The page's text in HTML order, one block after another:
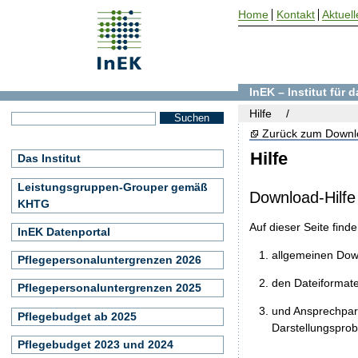
Hilfe
Zurück zum
Download-Hilfe
Auf dieser Seite
allgemeinen
den
und
InEK – Institut für
Hilfe
Das Institut
Leistungsgruppen-Grouper gemäß
KHTG
InEK Datenportal
Pflegepersonaluntergrenzen 2026
Pflegepersonaluntergrenzen 2025
Pflegebudget ab 2025
Pflegebudget 2023 und 2024
Home Kontakt